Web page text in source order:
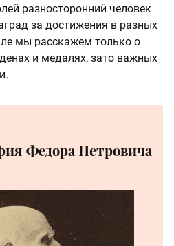
разносторонний человек
за достижения в разных
мы расскажем только о
и медалях, зато важных
Федора Петровича